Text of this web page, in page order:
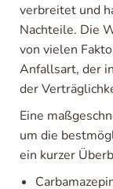
verbreitet und
Nachteile. Die
von vielen
Anfallsart, der
der
Eine
um die
ein kurzer